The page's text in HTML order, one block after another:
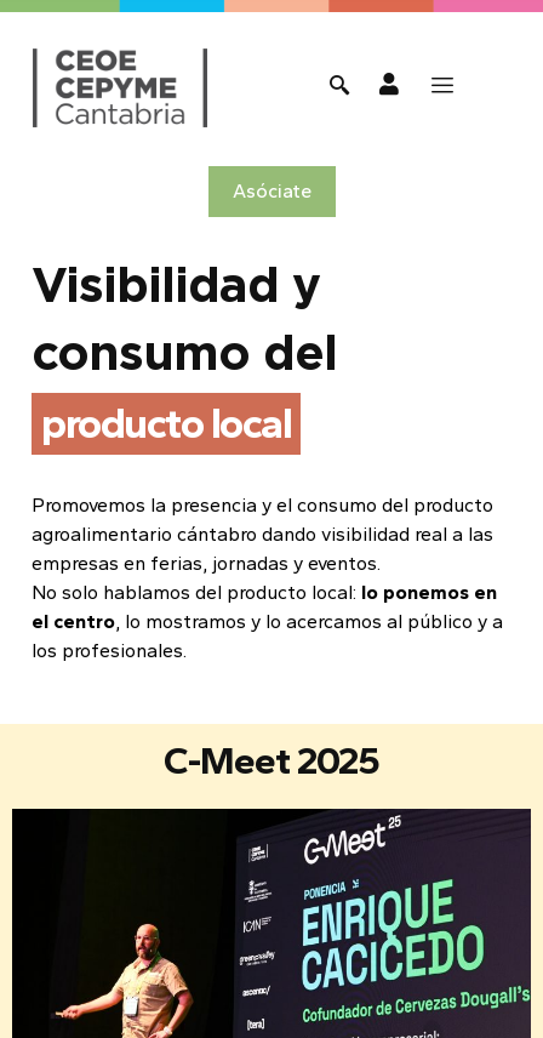
Asóciate
Visibilidad y
consumo del
producto local
Promovemos la presencia y el consumo del producto
agroalimentario cántabro dando visibilidad real a las
empresas en ferias, jornadas y eventos.
No solo hablamos del producto local: lo ponemos en
el centro , lo mostramos y lo acercamos al público y a
los profesionales.
C-Meet 2025